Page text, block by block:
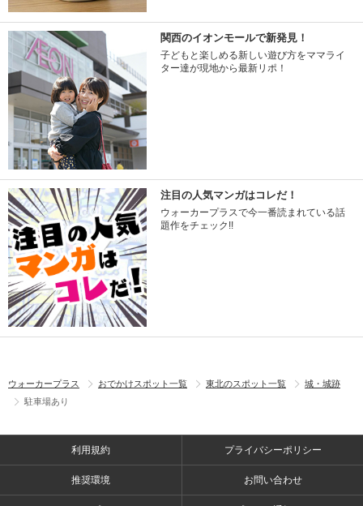
関西のイオンモールで新発見！
子どもと楽しめる新しい遊び方をママライ
ター達が現地から最新リポ！
注目の人気マンガはコレだ！
ウォーカープラスで今一番読まれている話
題作をチェック!!
ウォーカープラス おでかけスポット一覧 東北のスポット一覧
城・城跡
駐車場あり
利用規約 プライバシーポリシー
推奨環境 お問い合わせ